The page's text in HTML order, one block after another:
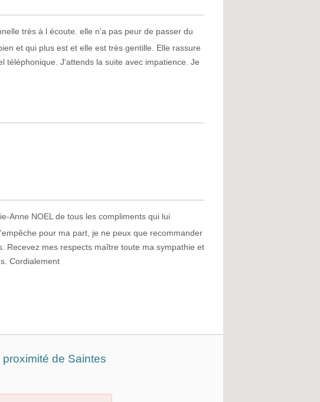
très à l écoute. elle n'a pas peur de passer du
et qui plus est et elle est très gentille. Elle rassure
téléphonique. J'attends la suite avec impatience. Je
Anne NOEL de tous les compliments qui lui
pour ma part, je ne peux que recommander
Recevez mes respects maître toute ma sympathie et
Cordialement
de Saintes